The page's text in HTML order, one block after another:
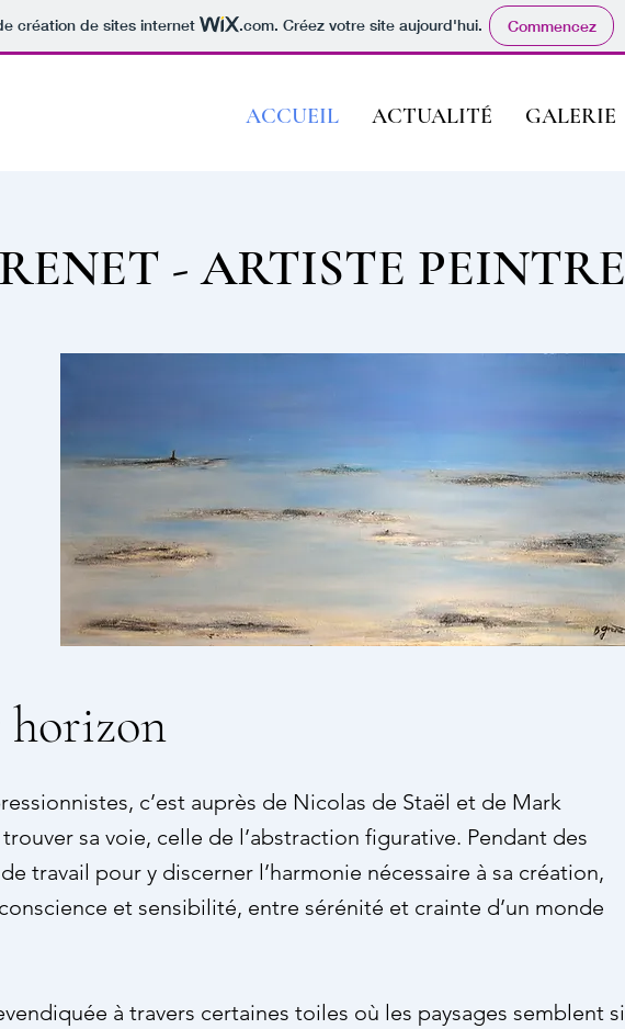
création de sites internet .com. Créez votre site aujourd'hui. Commencez
ACCUEIL ACTUALITÉ GALERIE
- ARTISTE PEINTRE
horizon
c’est auprès de Nicolas de Staël et de Mark
sa voie, celle de l’abstraction figurative. Pendant des
travail pour y discerner l’harmonie nécessaire à sa création,
et sensibilité, entre sérénité et crainte d’un monde
à travers certaines toiles où les paysages semblent si